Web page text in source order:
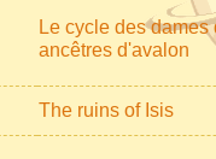
Le cycle des dames
ancêtres d'avalon
The ruins of Isis